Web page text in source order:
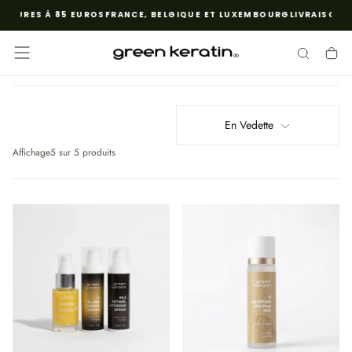
PASSER
CONTENU
À 85 EUROSFRANCE, BELGIQUE ET LUXEMBOURGLIVRAISON
En Vedette
Affichage5 sur 5 produits